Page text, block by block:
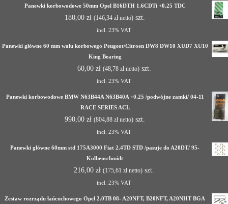
Panewki korbowodowe 50mm Opel B16DTH 1.6CDTi +0.25 TDC
180,00 zł (146,34 zł netto) szt.
incl. 23% VAT
Panewki główne 60 mm wału korbowego Peugeot/Citroen DW8 DW10 XUD7 XU10
King Bearing
60,00 zł (48,78 złnetto)szt.
incl. 23% VAT
Panewki korbowodowe BMW N63B44A N63B40A +0.25 /podwójne zamki/ 04-11
RACE SERIES ACL
990,00 zł (804,88 zł netto) szt.
incl. 23% VAT
Panewki główne 60mm std 175A3000 Fiat 2.4TD STD /pasuje do A20DT/ 95-
Kolbenschmidt
216,00 zł (175,61 zł netto) szt.
incl. 23% VAT
Zestaw rozrządu łańcuchowego Opel 2.0TB 08- A20NFT, B20NFT, A20NHT BGA